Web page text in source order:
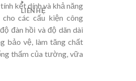
LIÊN HỆ
kết dính và khả năng
các cấu kiện công
đàn hồi và độ dãn dài
bảo vệ, làm tăng chất
thấm của tường, vữa